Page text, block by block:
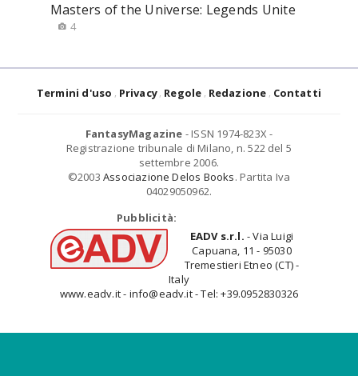
Masters of the Universe: Legends Unite
4
Termini d'uso Privacy Regole Redazione Contatti
FantasyMagazine - ISSN 1974-823X -
Registrazione tribunale di Milano, n. 522 del 5
settembre 2006.
©2003 Associazione Delos Books. Partita Iva
04029050962.
Pubblicità:
EADV s.r.l. - Via Luigi
Capuana, 11 - 95030
Tremestieri Etneo (CT) -
Italy
www.eadv.it - info@eadv.it - Tel: +39.0952830326